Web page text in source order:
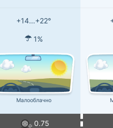
+14...+22°
1%
Малооблачно
0.75